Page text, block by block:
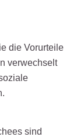
die Vorurteile
verwechselt
sind